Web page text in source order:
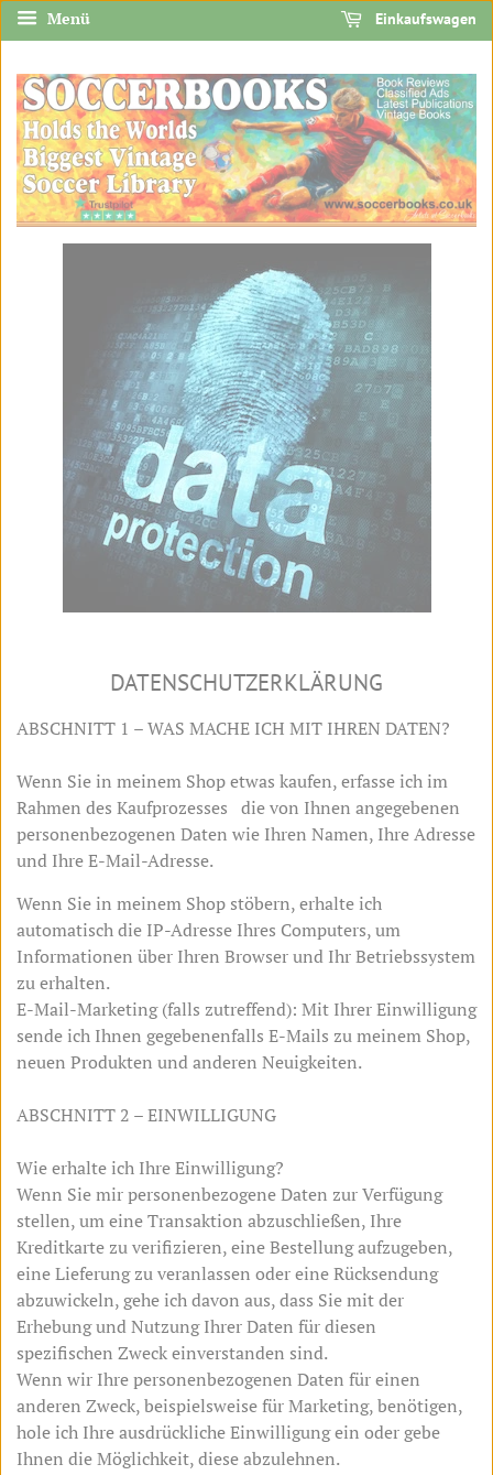
Menü Einkaufswagen
DATENSCHUTZERKLÄRUNG
ABSCHNITT 1 – WAS MACHE ICH MIT IHREN DATEN?
Wenn Sie in meinem Shop etwas kaufen, erfasse ich im
Rahmen des Kaufprozesses die von Ihnen angegebenen
personenbezogenen Daten wie Ihren Namen, Ihre Adresse
und Ihre E-Mail-Adresse.
Wenn Sie in meinem Shop stöbern, erhalte ich
automatisch die IP-Adresse Ihres Computers, um
Informationen über Ihren Browser und Ihr Betriebssystem
zu erhalten.
E-Mail-Marketing (falls zutreffend): Mit Ihrer Einwilligung
sende ich Ihnen gegebenenfalls E-Mails zu meinem Shop,
neuen Produkten und anderen Neuigkeiten.
ABSCHNITT 2 – EINWILLIGUNG
Wie erhalte ich Ihre Einwilligung?
Wenn Sie mir personenbezogene Daten zur Verfügung
stellen, um eine Transaktion abzuschließen, Ihre
Kreditkarte zu verifizieren, eine Bestellung aufzugeben,
eine Lieferung zu veranlassen oder eine Rücksendung
abzuwickeln, gehe ich davon aus, dass Sie mit der
Erhebung und Nutzung Ihrer Daten für diesen
spezifischen Zweck einverstanden sind.
Wenn wir Ihre personenbezogenen Daten für einen
anderen Zweck, beispielsweise für Marketing, benötigen,
hole ich Ihre ausdrückliche Einwilligung ein oder gebe
Ihnen die Möglichkeit, diese abzulehnen.